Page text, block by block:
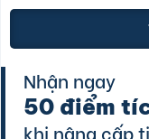
Nhận ngay
50 điểm
khi nâng cấp